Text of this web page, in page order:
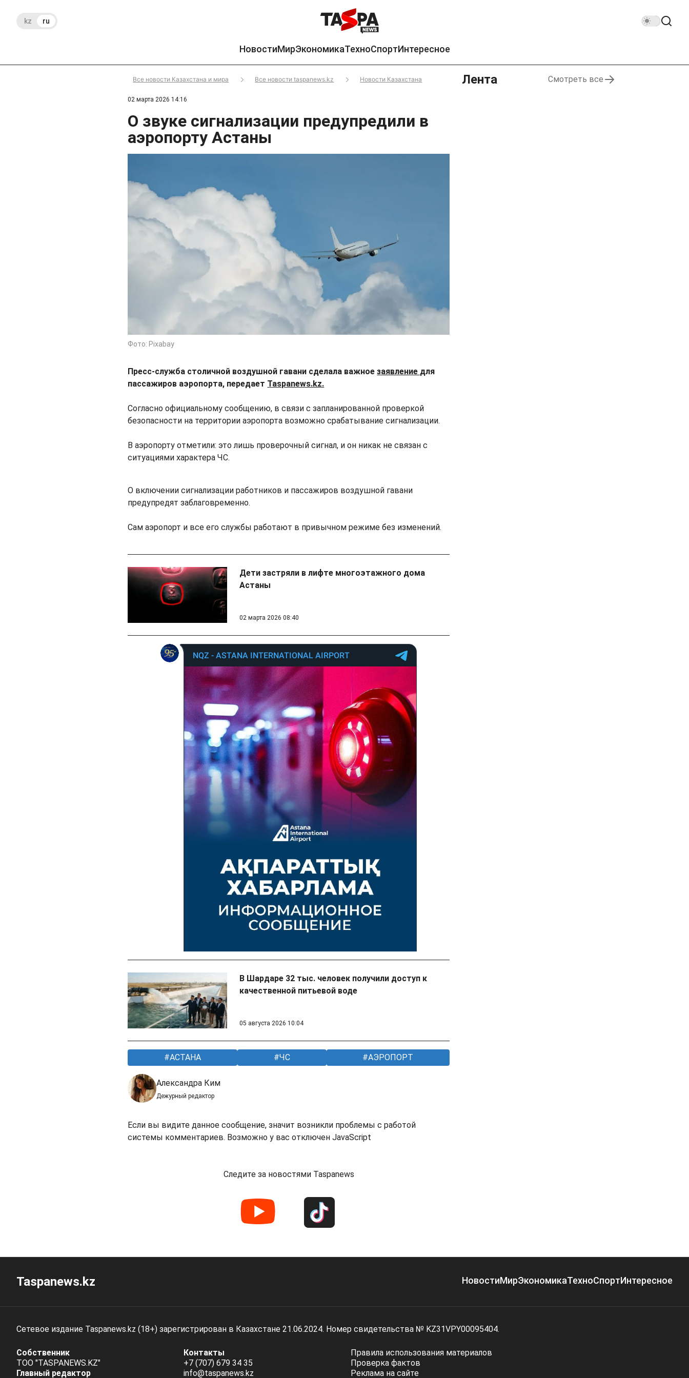
kz ru
НовостиМирЭкономикаТехноСпортИнтересное
Все новости Казахстана и мира Все новости taspanews.kz Новости Казахстана
02 марта 2026 14:16
О звуке сигнализации предупредили в
аэропорту Астаны
Фото: Pixabay
Пресс-служба столичной воздушной гавани сделала важноезаявление для
пассажиров аэропорта, передает Taspanews.kz.
Согласно официальному сообщению, в связи с запланированной проверкой
безопасности на территории аэропорта возможно срабатывание сигнализации.
В аэропорту отметили: это лишь проверочный сигнал, и он никак не связан с
ситуациями характера ЧС.
О включении сигнализации работников и пассажиров воздушной гавани
предупредят заблаговременно.
Сам аэропорт и все его службы работают в привычном режиме без изменений.
Дети застряли в лифте многоэтажного дома
Астаны
02 марта 2026 08:40
В Шардаре 32 тыс. человек получили доступ к
качественной питьевой воде
05 августа 2026 10:04
АСТАНА ЧС АЭРОПОРТ
Александра Ким
Дежурный редактор
Если вы видите данное сообщение, значит возникли проблемы с работой
системы комментариев. Возможно у вас отключен JavaScript
Следите за новостями Taspanews
Лента Смотреть все
Taspanews.kz НовостиМирЭкономикаТехноСпортИнтересное
Сетевое издание Taspanews.kz (18+) зарегистрирован в Казахстане 21.06.2024. Номер свидетельства № KZ31VPY00095404.
Собственник
ТОО "TASPANEWS.KZ"
Главный редактор
Контакты
+7 (707) 679 34 35
info@taspanews.kz
Правила использования материалов
Проверка фактов
Реклама на сайте